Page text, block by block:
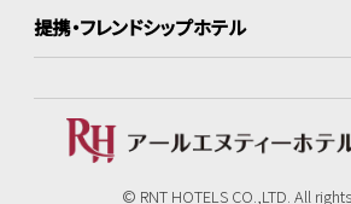
提携・フレンドシップホテル
© RNT HOTELS CO.,LTD. All